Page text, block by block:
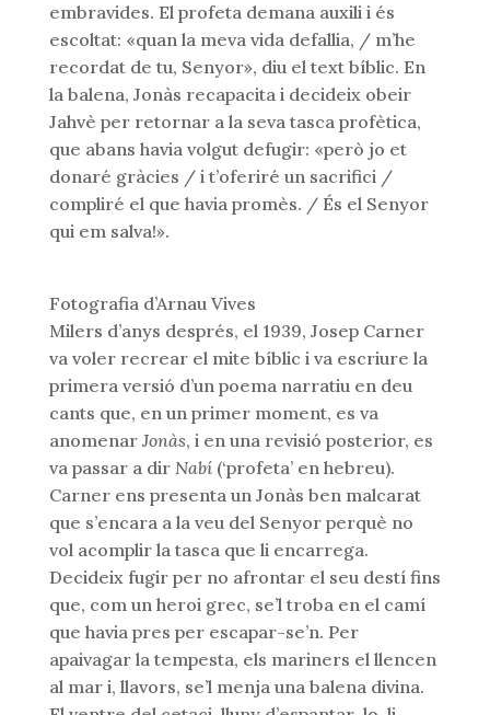
embravides. El profeta demana auxili i és
escoltat: «quan la meva vida defallia, / m’he
recordat de tu, Senyor», diu el text bíblic. En
la balena, Jonàs recapacita i decideix obeir
Jahvè per retornar a la seva tasca profètica,
que abans havia volgut defugir: «però jo et
donaré gràcies / i t’oferiré un sacrifici /
compliré el que havia promès. / És el Senyor
qui em salva!».
Fotografia d’Arnau Vives
Milers d’anys després, el 1939, Josep Carner
va voler recrear el mite bíblic i va escriure la
primera versió d’un poema narratiu en deu
cants que, en un primer moment, es va
anomenar Jonàs, i en una revisió posterior, es
va passar a dir Nabí (‘profeta’ en hebreu).
Carner ens presenta un Jonàs ben malcarat
que s’encara a la veu del Senyor perquè no
vol acomplir la tasca que li encarrega.
Decideix fugir per no afrontar el seu destí fins
que, com un heroi grec, se’l troba en el camí
que havia pres per escapar-se’n. Per
apaivagar la tempesta, els mariners el llencen
al mar i, llavors, se’l menja una balena divina.